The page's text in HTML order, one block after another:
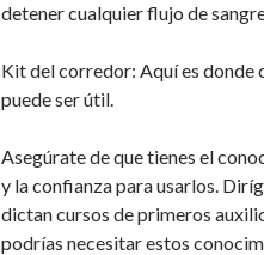
detener cualquier flujo de
Kit del corredor: Aquí es donde
puede ser útil.
Asegúrate de que tienes el
y la confianza para usarlos.
dictan cursos de primeros
podrías necesitar estos